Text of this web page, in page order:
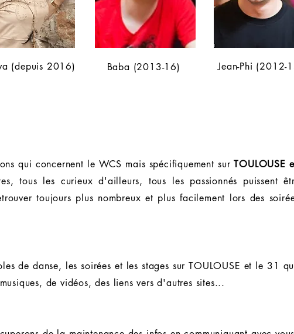
Jean-Phi (2012-
Baba (2013-16)
(depuis 2016)
qui concernent le WCS mais spécifiquement surTOULOUSE
tous les curieux d'ailleurs, tous les passionnés puissent
toujours plus nombreux et plus facilement lors des
de danse, les soirées et les stages sur TOULOUSE et le 31
de vidéos, des liens vers d'autres sites...